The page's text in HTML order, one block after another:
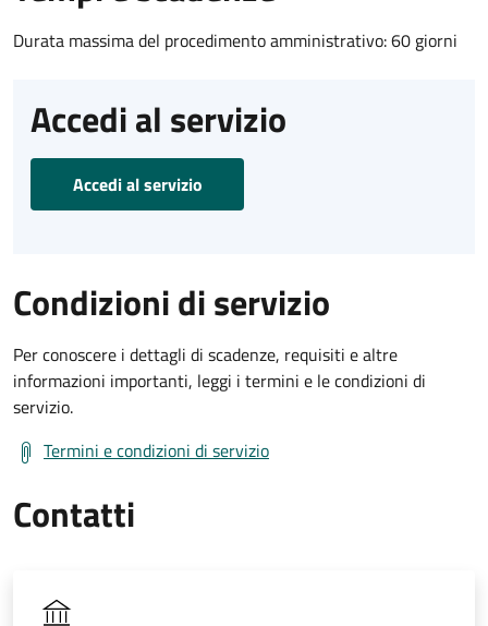
Durata massima del procedimento amministrativo: 60 giorni
Accedi al servizio
Accedi al servizio
Condizioni di servizio
Per conoscere i dettagli di scadenze, requisiti e altre
informazioni importanti, leggi i termini e le condizioni di
servizio.
Termini e condizioni di servizio
Contatti